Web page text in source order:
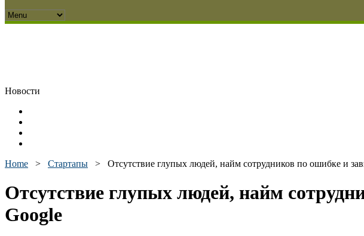
Новости
Home > Стартапы > Отсутствие глупых людей, найм сотрудников по ошибке и
Отсутствие глупых людей, найм
Google